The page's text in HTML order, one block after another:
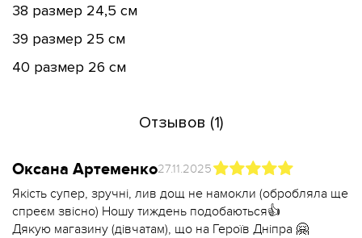
38 размер 24,5 см
39 размер 25 см
40 размер 26 см
Отзывов (1)
Оксана Артеменко27.11.2025
Якість супер, зручні, лив дощ не намокли (обробляла ще
спреєм звісно) Ношу тиждень подобаються👍
Дякую магазину (дівчатам), що на Героїв Дніпра 🤗